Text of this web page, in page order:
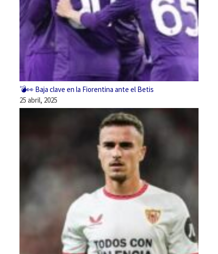
💣👀 Baja clave en la Fiorentina ante el Betis
25 abril, 2025